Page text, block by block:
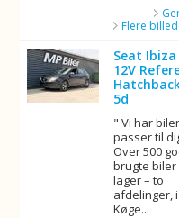
Flere
Seat Ibiza
12V
5d
" Vi har
passer til
Over 500
brugte biler
lager – to
afdelinger, i
Køge...